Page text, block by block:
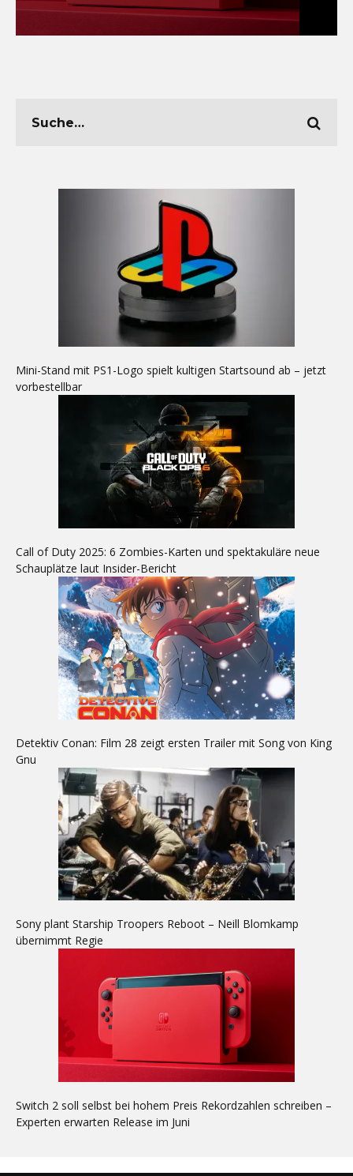
Mini-Stand mit PS1-Logo spielt kultigen Startsound ab – jetzt
vorbestellbar
Call of Duty 2025: 6 Zombies-Karten und spektakuläre neue
Schauplätze laut Insider-Bericht
Detektiv Conan: Film 28 zeigt ersten Trailer mit Song von King
Gnu
Sony plant Starship Troopers Reboot – Neill Blomkamp
übernimmt Regie
Switch 2 soll selbst bei hohem Preis Rekordzahlen schreiben –
Experten erwarten Release im Juni